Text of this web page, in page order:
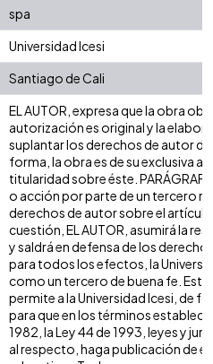
spa
Universidad Icesi
Santiago de Cali
EL AUTOR, expresa que la obra
autorización es original y la
suplantar los derechos de autor
forma, la obra es de su exclusiva
titularidad sobre éste.
o acción por parte de un tercero
derechos de autor sobre el
cuestión, EL AUTOR, asumirá la
y saldrá en defensa de los
para todos los efectos, la
como un tercero de buena fe.
permite a la Universidad Icesi, de
para que en los términos
1982, la Ley 44 de 1993, leyes y
al respecto, haga publicación de